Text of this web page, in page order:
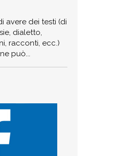
avere dei testi (di
dialetto,
racconti, ecc.)
può